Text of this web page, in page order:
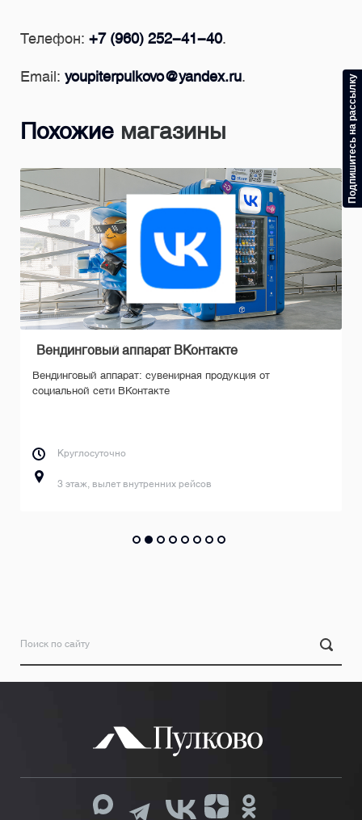
Телефон: +7 (960) 252-41-40.
Email: youpiterpulkovo@yandex.ru.
Похожие магазины
Вендинговый аппарат ВКонтакте
Вендинговый аппарат: сувенирная продукция от
социальной сети ВКонтакте
Круглосуточно
3 этаж, вылет внутренних рейсов
Подпишитесь на рассылку